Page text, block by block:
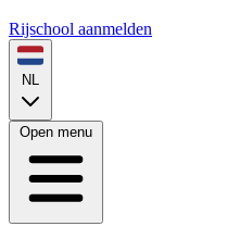
Rijschool aanmelden
NL
Open menu